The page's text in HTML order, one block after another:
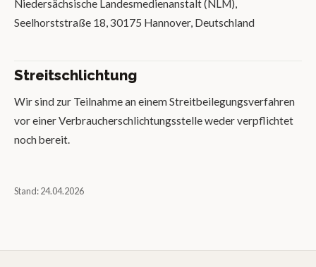
Niedersächsische Landesmedienanstalt (NLM),
Seelhorststraße 18, 30175 Hannover, Deutschland
Streitschlichtung
Wir sind zur Teilnahme an einem Streitbeilegungsverfahren
vor einer Verbraucherschlichtungsstelle weder verpflichtet
noch bereit.
Stand: 24.04.2026